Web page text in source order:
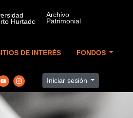
DE INTERÉS FONDOS
Iniciar sesión